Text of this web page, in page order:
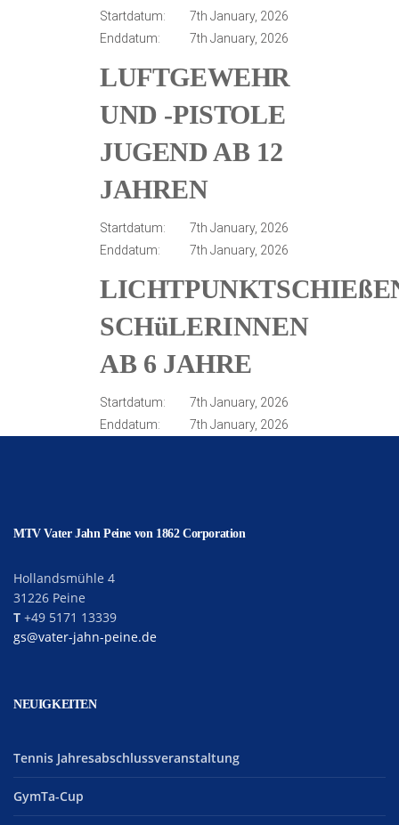
Startdatum:
7th January, 2026
Enddatum:
7th January, 2026
LUFTGEWEHR
UND -PISTOLE
JUGEND AB 12
JAHREN
Startdatum:
7th January, 2026
Enddatum:
7th January, 2026
SCHüLERINNEN
AB 6 JAHRE
Startdatum:
7th January, 2026
Enddatum:
7th January, 2026
MTV Vater Jahn Peine von 1862 Corporation
Hollandsmühle 4
31226 Peine
T +49 5171 13339
gs@vater-jahn-peine.de
NEUIGKEITEN
Tennis Jahresabschlussveranstaltung
GymTa-Cup